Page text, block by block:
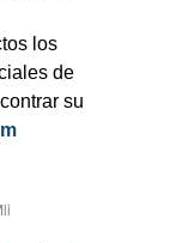
los
de
su